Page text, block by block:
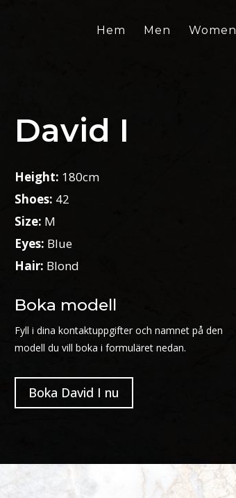
Hem Men Women
David I
Height: 180cm
Shoes: 42
Size: M
Eyes: Blue
Hair: Blond
Boka modell
Fyll i dina kontaktuppgifter och namnet på den
modell du vill boka i formuläret nedan.
Boka David I nu